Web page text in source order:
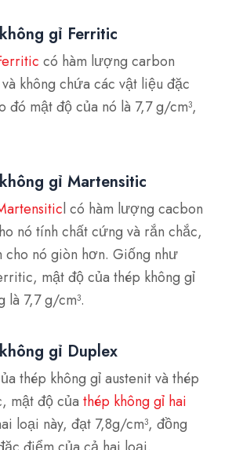
gỉ Ferritic
có hàm lượng carbon
không chứa các vật liệu đặc
đó mật độ của nó là 7,7 g/cm³,
gỉ Martensitic
l có hàm lượng cacbon
nó tính chất cứng và rắn chắc,
cho nó giòn hơn. Giống như
mật độ của thép không gỉ
là 7,7 g/cm³.
gỉ Duplex
thép không gỉ austenit và thép
mật độ củathép không gỉ hai
loại này, đạt 7,8g/cm³, đồng